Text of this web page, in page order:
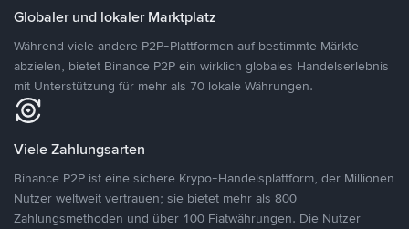
Globaler und lokaler Marktplatz
Während viele andere P2P-Plattformen auf bestimmte Märkte
abzielen, bietet Binance P2P ein wirklich globales Handelserlebnis
mit Unterstützung für mehr als 70 lokale Währungen.
Viele Zahlungsarten
Binance P2P ist eine sichere Krypo-Handelsplattform, der Millionen
Nutzer weltweit vertrauen; sie bietet mehr als 800
Zahlungsmethoden und über 100 Fiatwährungen. Die Nutzer